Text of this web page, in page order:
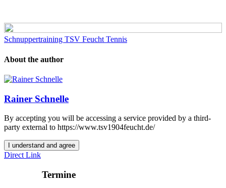
Schnuppertraining TSV Feucht Tennis
About the author
Rainer Schnelle
By accepting you will be accessing a service provided by a third-
party external to https://www.tsv1904feucht.de/
I understand and agree
Direct Link
Termine